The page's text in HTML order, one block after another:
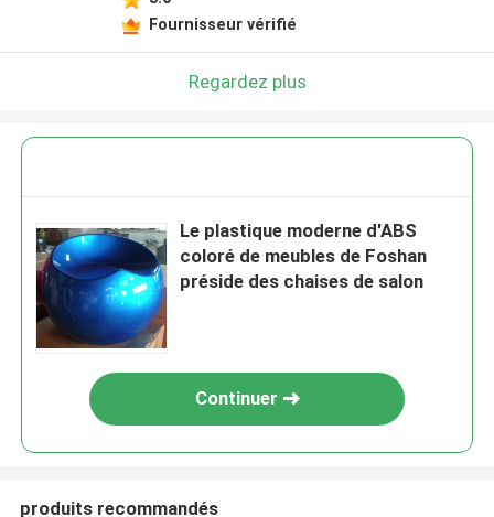
Fournisseur vérifié
Regardez plus
Le plastique moderne d'ABS
coloré de meubles de Foshan
préside des chaises de salon
Continuer
produits recommandés